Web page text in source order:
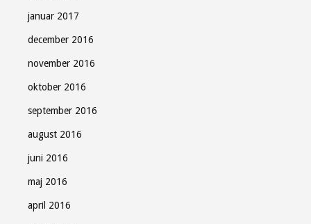
januar 2017
december 2016
november 2016
oktober 2016
september 2016
august 2016
juni 2016
maj 2016
april 2016